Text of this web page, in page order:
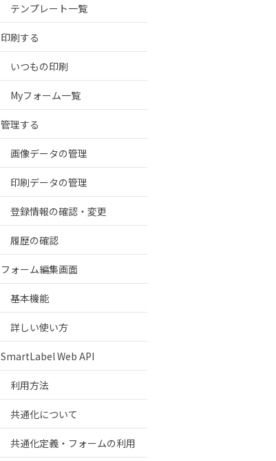
テンプレート一覧
印刷する
いつもの印刷
Myフォーム一覧
管理する
画像データの管理
印刷データの管理
登録情報の確認・変更
履歴の確認
フォーム編集画面
基本機能
詳しい使い方
SmartLabel Web API
利用方法
共通化について
共通化定義・フォームの利用